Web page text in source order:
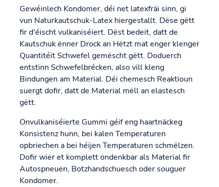
Gewéinlech Kondomer, déi net latexfräi sinn, gi
vun Naturkautschuk-Latex hiergestallt. Dëse gëtt
fir d'éischt vulkaniséiert. Dëst bedeit, datt de
Kautschuk ënner Drock an Hëtzt mat enger klenger
Quantitéit Schwefel gemëscht gëtt. Doduerch
entstinn Schwefelbrécken, also vill kleng
Bindungen am Material. Déi chemesch Reaktioun
suergt dofir, datt de Material mëll an elastesch
gëtt.
Onvulkaniséierte Gummi géif eng haartnäckeg
Konsistenz hunn, bei kalen Temperaturen
opbriechen a bei héijen Temperaturen schmëlzen.
Dofir wier et komplett ondenkbar als Material fir
Autospneuen, Botzhandschuesch oder souguer
Kondomer.